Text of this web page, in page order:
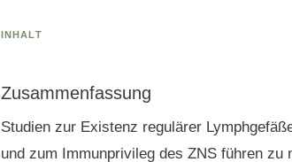
INHALT
Zusammenfassung
Studien zur Existenz regulärer
und zum Immunprivileg des ZNS führen zu